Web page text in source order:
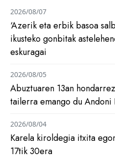
‘Azerik eta erbik basoa
ikusteko gonbitak
eskuragai
2026/08/07
Abuztuaren 13an
tailerra emango du Andoni
2026/08/05
Karela kiroldegia itxita
17tik 30era
2026/08/04